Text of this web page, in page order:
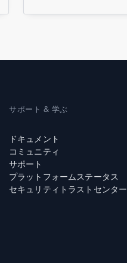
サポート & 学ぶ
ドキュメント
コミュニティ
サポート
プラットフォームステータス
セキュリティトラストセンター